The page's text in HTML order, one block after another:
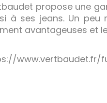
propose une
à ses jeans. Un
avantageuses et
www.vertbaudet.fr/